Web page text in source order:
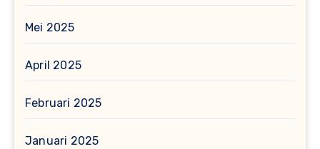
Mei 2025
April 2025
Februari 2025
Januari 2025